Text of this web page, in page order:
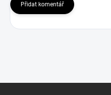
Přidat komentář